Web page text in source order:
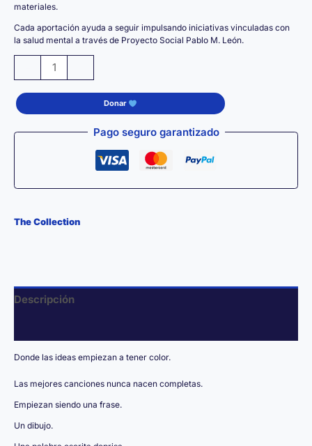
materiales.
Cada aportación ayuda a seguir impulsando iniciativas vinculadas con
la salud mental a través de Proyecto Social Pablo M. León.
Premium
SYNAPTIC
COLOR
–
cantidad
Donar
Pago seguro garantizado
The Collection
Descripción
Donde las ideas empiezan a tener color.
Las mejores canciones nunca nacen completas.
Empiezan siendo una frase.
Un dibujo.